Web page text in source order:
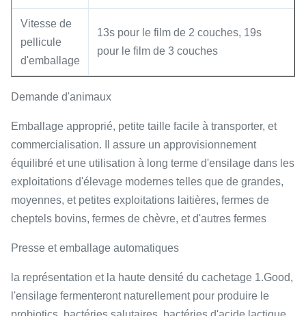
Vitesse de
pellicule
d'emballage
13s pour le film de 2 couches, 19s
pour le film de 3 couches
Demande d'animaux
Emballage approprié, petite taille facile à transporter, et
commercialisation. Il assure un approvisionnement
équilibré et une utilisation à long terme d'ensilage dans les
exploitations d'élevage modernes telles que de grandes,
moyennes, et petites exploitations laitières, fermes de
cheptels bovins, fermes de chèvre, et d'autres fermes
Presse et emballage automatiques
la représentation et la haute densité du cachetage 1.Good,
l'ensilage fermenteront naturellement pour produire le